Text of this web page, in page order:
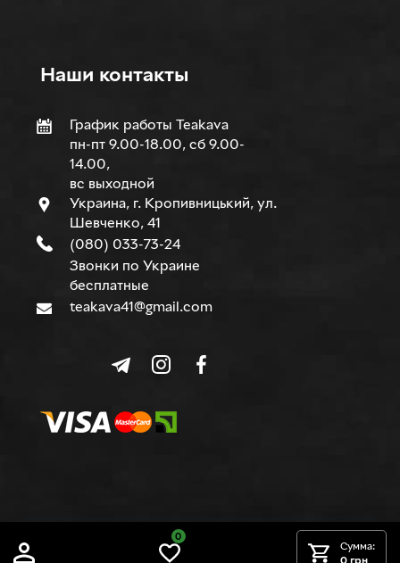
0
Сумма:
0 грн
Наши контакты
График работы Teakava
пн-пт 9.00-18.00, сб 9.00-
14.00,
вс выходной
Украина, г. Кропивницький, ул.
Шевченко, 41
(080) 033-73-24
Звонки по Украине
бесплатные
teakava41@gmail.com
© TEAKAVA, 2015-2026 г.